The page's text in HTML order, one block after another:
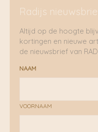
Radijs
Altijd op de hoogte
kortingen en nieuwe
de nieuwsbrief van
NAAM
VOORNAAM